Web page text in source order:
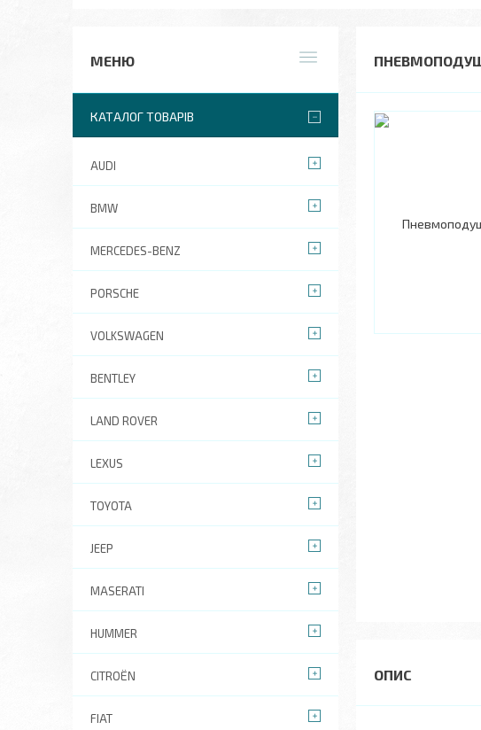
КАТАЛОГ ТОВАРІВ
AUDI
BMW
MERCEDES-BENZ
PORSCHE
VOLKSWAGEN
BENTLEY
LAND ROVER
LEXUS
TOYOTA
JEEP
MASERATI
HUMMER
CITROËN
FIAT